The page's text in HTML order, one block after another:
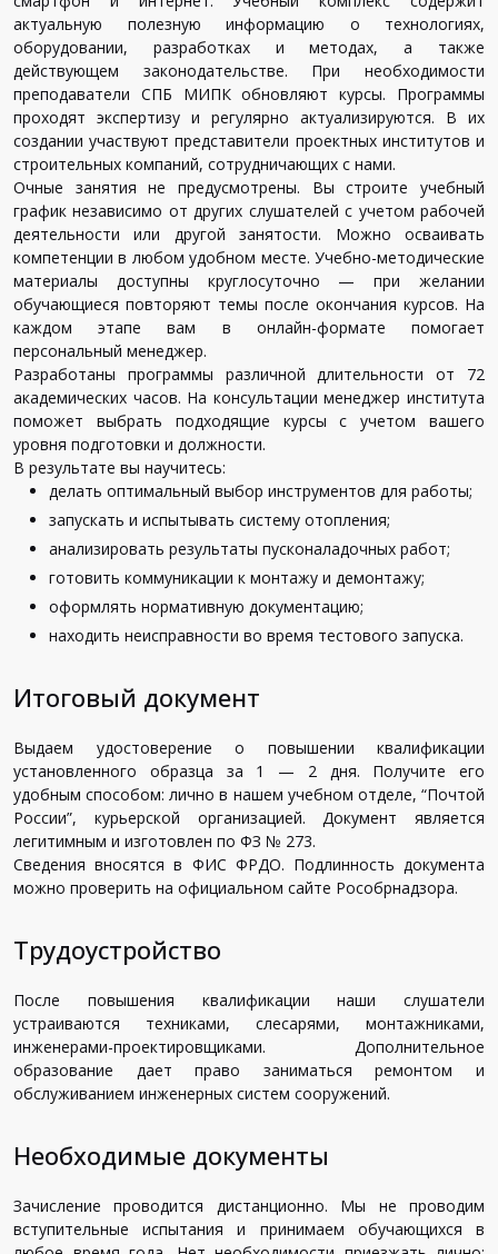
актуальную полезную информацию о технологиях,
оборудовании, разработках и методах, а также
действующем законодательстве. При необходимости
преподаватели СПБ МИПК обновляют курсы. Программы
проходят экспертизу и регулярно актуализируются. В их
создании участвуют представители проектных институтов и
строительных компаний, сотрудничающих с нами.
Очные занятия не предусмотрены. Вы строите учебный
график независимо от других слушателей с учетом рабочей
деятельности или другой занятости. Можно осваивать
компетенции в любом удобном месте. Учебно-методические
материалы доступны круглосуточно — при желании
обучающиеся повторяют темы после окончания курсов. На
каждом этапе вам в онлайн-формате помогает
персональный менеджер.
Разработаны программы различной длительности от 72
академических часов. На консультации менеджер института
поможет выбрать подходящие курсы с учетом вашего
уровня подготовки и должности.
В результате вы научитесь:
делать оптимальный выбор инструментов для работы;
запускать и испытывать систему отопления;
анализировать результаты пусконаладочных работ;
готовить коммуникации к монтажу и демонтажу;
оформлять нормативную документацию;
находить неисправности во время тестового запуска.
Итоговый документ
Выдаем удостоверение о повышении квалификации
установленного образца за 1 — 2 дня. Получите его
удобным способом: лично в нашем учебном отделе, “Почтой
России”, курьерской организацией. Документ является
легитимным и изготовлен по ФЗ № 273.
Сведения вносятся в ФИС ФРДО. Подлинность документа
можно проверить на официальном сайте Рособрнадзора.
Трудоустройство
После повышения квалификации наши слушатели
устраиваются техниками, слесарями, монтажниками,
инженерами-проектировщиками. Дополнительное
образование дает право заниматься ремонтом и
обслуживанием инженерных систем сооружений.
Необходимые документы
Зачисление проводится дистанционно. Мы не проводим
вступительные испытания и принимаем обучающихся в